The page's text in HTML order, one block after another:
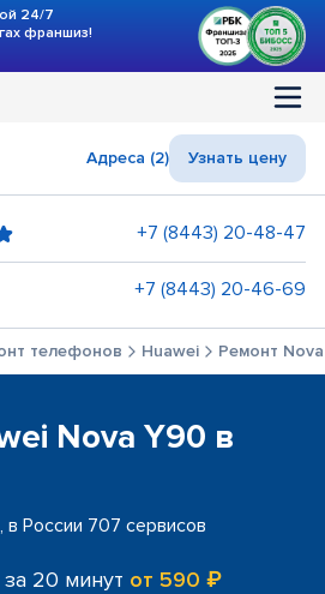
24/7
франшиз!
Адреса (2) Узнать цену
+7 (8443) 20-48-47
+7 (8443) 20-46-69
телефонов Huawei Ремонт
Nova Y90 в
России 707 сервисов
20 минут от 590 ₽